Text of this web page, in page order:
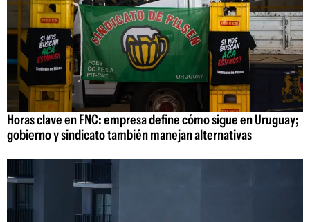
Horas clave en FNC: empresa define cómo sigue en Uruguay;
gobierno y sindicato también manejan alternativas